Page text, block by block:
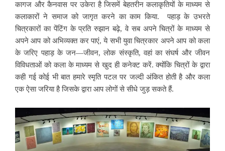
कागज और कैनवास पर उकेरा है जिसमें बेहतरीन कलाकृतियों के माध्यम से
कलाकारों ने समाज को जागृत करने का काम किया. पहाड़ के उभरते
चित्रकारों का पेंटिंग के प्रति रुझान बढ़े, वे सब अपने चित्रों के माध्यम से
अपने आप को अभिव्यक्त कर पाएं, ये सभी युवा चित्रकार अपने आप को कला
के जरिए पहाड़ के जन—जीवन, लोक संस्कृति,वहां का संघर्ष और जीवन
विविधताओं को कला के माध्यम से खुद ही कनेक्ट करें. क्योंकि चित्रों के द्वारा
कही गई कोई भी बात हमारे स्मृति पटल पर जल्दी अंकित होती है और कला
एक ऐसा जरिया है जिसके द्वारा आप लोगों से सीधे जुड़ सकते हैं.